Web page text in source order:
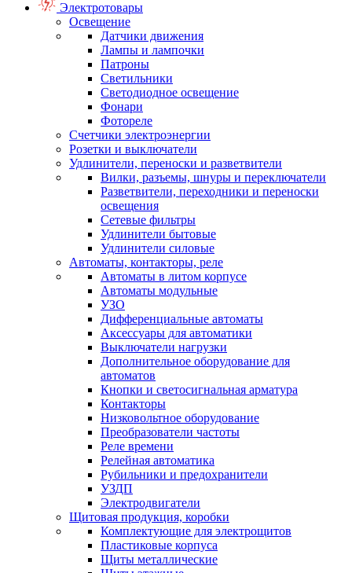
Электротовары
Освещение
Датчики движения
Лампы и лампочки
Патроны
Светильники
Светодиодное освещение
Фонари
Фотореле
Счетчики электроэнергии
Розетки и выключатели
Удлинители, переноски и разветвители
Вилки, разъемы, шнуры и переключатели
Разветвители, переходники и переноски
освещения
Сетевые фильтры
Удлинители бытовые
Удлинители силовые
Автоматы, контакторы, реле
Автоматы в литом корпусе
Автоматы модульные
УЗО
Дифференциальные автоматы
Аксессуары для автоматики
Выключатели нагрузки
Дополнительное оборудование для
автоматов
Кнопки и светосигнальная арматура
Контакторы
Низковольтное оборудование
Преобразователи частоты
Реле времени
Релейная автоматика
Рубильники и предохранители
УЗДП
Электродвигатели
Щитовая продукция, коробки
Комплектующие для электрощитов
Пластиковые корпуса
Щиты металлические